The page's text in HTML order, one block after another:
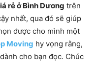
rẻ ở Bình Dương trên
nhất, qua đó sẽ giúp
được cho mình một
Moving hy vọng rằng,
cho bạn đọc. Chúc